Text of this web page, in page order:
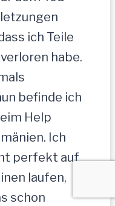
ich Teile
habe.
befinde ich
Help
Ich
perfekt auf
laufen,
schon